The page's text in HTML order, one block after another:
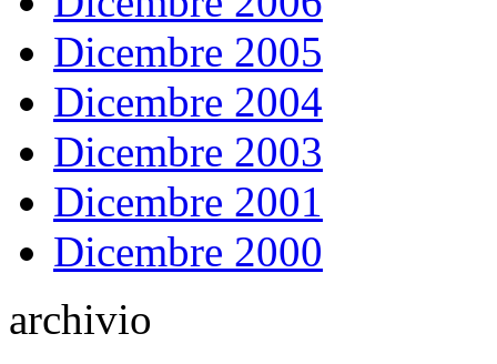
Dicembre 2005
Dicembre 2004
Dicembre 2003
Dicembre 2001
Dicembre 2000
archivio